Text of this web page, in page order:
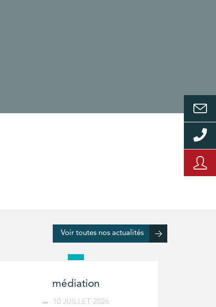
Voir toutes nos actualités
médiation
10 JUILLET 2026